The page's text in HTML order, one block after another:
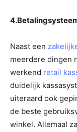
Naast een
meerdere dingen
werkend retail
duidelijk
uiteraard ook
de beste
winkel. Allemaal